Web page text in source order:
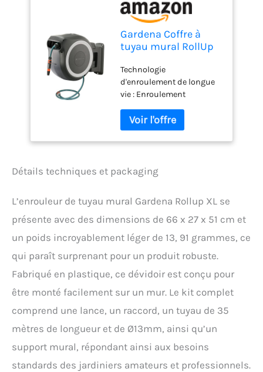
Gardena Coffre à
tuyau mural RollUp
arrosage flexible
pour les grands
jardins, coffre à
tuyau pivotant, avec
tuyau de qualité
Gardena de 35 m et
aide à l'installation
Technologie
d'enroulement de longue
vie : Enroulement
grâce au frein centrifuge et
au guide de tuyau intégré
– réenroulement régulier
de pliure du tuyau
coffre peut être pivoté à
plus de 180° et convient à
pulvérisateurs,
douchettes et brosses de
rangées à portée de main
sur le support mural
Plus besoin de se pencher,
de tourner la manivelle et
de se salir les mains, c'est
ce que les jardiniers
apprécient avec les coffres
Détails techniques et packaging
L’enrouleur de tuyau mural Gardena Rollup XL se
présente avec des dimensions de 66 x 27 x 51 cm et
un poids incroyablement léger de 13, 91 grammes, ce
qui paraît surprenant pour un produit robuste.
Fabriqué en plastique, ce dévidoir est conçu pour
être monté facilement sur un mur. Le kit complet
comprend une lance, un raccord, un tuyau de 35
mètres de longueur et de Ø13mm, ainsi qu’un
support mural, répondant ainsi aux besoins
standards des jardiniers amateurs et professionnels.